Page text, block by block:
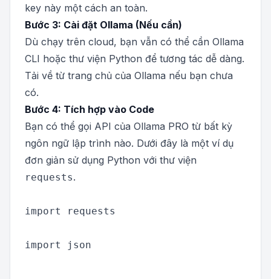
key này một cách an toàn.
Bước 3: Cài đặt Ollama (Nếu cần)
Dù chạy trên cloud, bạn vẫn có thể cần Ollama
CLI hoặc thư viện Python để tương tác dễ dàng.
Tải về từ trang chủ của Ollama nếu bạn chưa
có.
Bước 4: Tích hợp vào Code
Bạn có thể gọi API của Ollama PRO từ bất kỳ
ngôn ngữ lập trình nào. Dưới đây là một ví dụ
đơn giản sử dụng Python với thư viện
requests.
import requests
import json